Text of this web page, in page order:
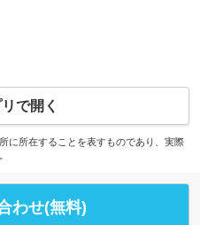
で開く
に所在することを表すものであり、実際
わせ(無料)